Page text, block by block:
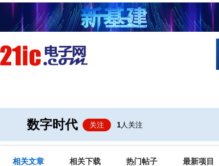
数字时代 关注 1人关注
相关文章 相关下载 热门帖子 最新项目